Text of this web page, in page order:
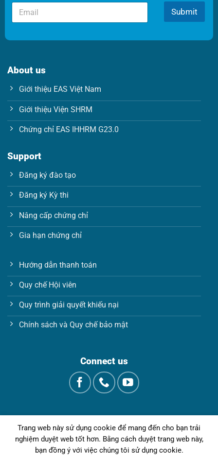
E
a
l
Submit
About us
Giới thiệu EAS Việt Nam
Giới thiệu Viện SHRM
Chứng chỉ EAS IHHRM G23.0
Support
Đăng ký đào tạo
Đăng ký Kỳ thi
Nâng cấp chứng chỉ
Gia hạn chứng chỉ
Hướng dẫn thanh toán
Quy chế Hội viên
Quy trình giải quyết khiếu nại
Chính sách và Quy chế bảo mật
Connect us
Trang web này sử dụng cookie để mang đến cho bạn trải
nghiệm duyệt web tốt hơn. Bằng cách duyệt trang web này,
bạn đồng ý với việc chúng tôi sử dụng cookie.